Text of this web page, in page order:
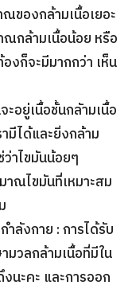
ของกล้ามเนื้อเยอะ
ณกล้ามเนื้อน้อย หรือ
งก็จะมีมากกว่า เห็น
อยู่เนื้อชั้นกลัามเนื้อ
มีได้และยิ่งกล้าม
าไขมันน้อยๆ
าณไขมันที่เหมาะสม
ำลังกาย : การได้รับ
วลกล้ามเนื้อที่มีใน
นะคะ และการออก